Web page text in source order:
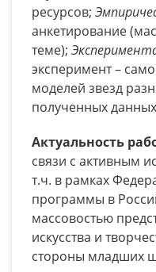
ресурсов;
анкетирование
теме);
эксперимент –
моделей звезд
полученных
Актуальность
связи с активным
т.ч. в рамках
программы в
массовостью
искусства и
стороны младших